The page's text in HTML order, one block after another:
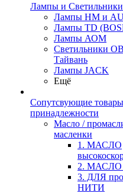
Лампы и Светильники
Лампы HM и
Лампы TD
Лампы АОМ
Светильники
Тайвань
Лампы JACK
Ещё
Сопутсвующие
принадлежности
Масло /
масленки
1. МАСЛО
2. МАСЛО
3. ДЛЯ
НИТИ